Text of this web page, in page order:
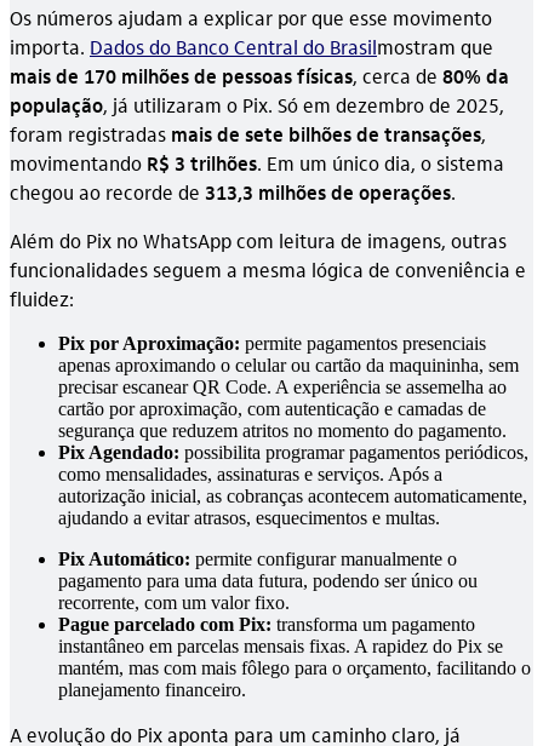
Os números ajudam a explicar por que esse movimento
importa. Dados do Banco Central do Brasilmostram que
mais de 170 milhões de pessoas físicas, cerca de 80% da
população, já utilizaram o Pix. Só em dezembro de 2025,
foram registradas mais de sete bilhões de transações,
movimentando R$ 3 trilhões. Em um único dia, o sistema
chegou ao recorde de 313,3 milhões de operações.
Além do Pix no WhatsApp com leitura de imagens, outras
funcionalidades seguem a mesma lógica de conveniência e
fluidez:
Pix por Aproximação: permite pagamentos presenciais
apenas aproximando o celular ou cartão da maquininha, sem
precisar escanear QR Code. A experiência se assemelha ao
cartão por aproximação, com autenticação e camadas de
segurança que reduzem atritos no momento do pagamento.
Pix Agendado: possibilita programar pagamentos periódicos,
como mensalidades, assinaturas e serviços. Após a
autorização inicial, as cobranças acontecem automaticamente,
ajudando a evitar atrasos, esquecimentos e multas.
Pix Automático: permite configurar manualmente o
pagamento para uma data futura, podendo ser único ou
recorrente, com um valor fixo.
Pague parcelado com Pix: transforma um pagamento
instantâneo em parcelas mensais fixas. A rapidez do Pix se
mantém, mas com mais fôlego para o orçamento, facilitando o
planejamento financeiro.
A evolução do Pix aponta para um caminho claro, já